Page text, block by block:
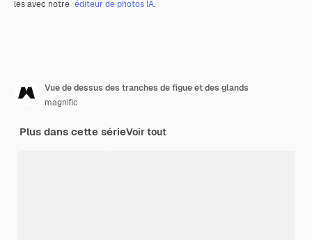
les avec notre éditeur de photos IA.
Vue de dessus des tranches de figue et des glands
magnific
Plus dans cette sérieVoir tout